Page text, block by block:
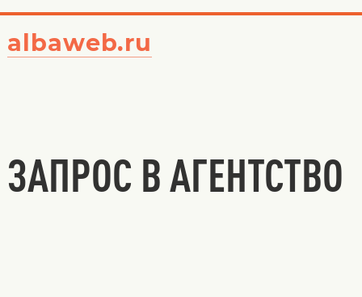
albaweb.ru
ЗАПРОС В АГЕНТСТВО